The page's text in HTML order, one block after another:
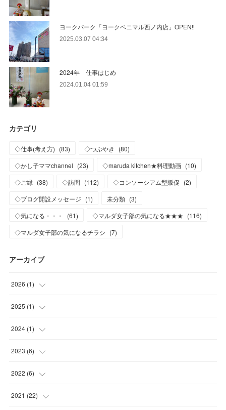
ヨークパーク「ヨークベニマル西ノ内店」OPEN‼
2025.03.07 04:34
2024年 仕事はじめ
2024.01.04 01:59
カテゴリ
◇仕事(考え方) (83) ◇つぶやき (80)
◇かし子ママchannel (23) ◇maruda kitchen★料理動画 (10)
◇ご縁 (38) ◇訪問 (112) ◇コンソーシアム型販促 (2)
◇ブログ開設メッセージ (1) 未分類 (3)
◇気になる・・・
(61) ◇マルダ女子部の気になる★★★ (116)
◇マルダ女子部の気になるチラシ (7)
アーカイブ
2026 (1)
( )
2025 (1)
( )
2024 (1)
( )
2023 (6)
( )
(2
2022 (6)
(2
2021 (22)